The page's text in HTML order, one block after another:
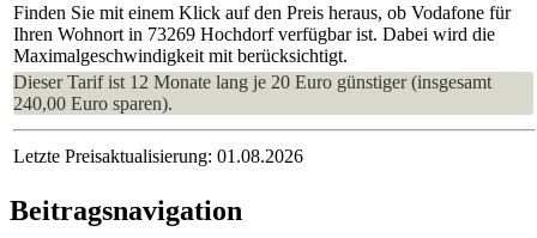
Finden Sie mit einem Klick auf den Preis heraus, ob Vodafone für
Ihren Wohnort in 73269 Hochdorf verfügbar ist. Dabei wird die
Maximalgeschwindigkeit mit berücksichtigt.
Dieser Tarif ist 12 Monate lang je 20 Euro günstiger (insgesamt
240,00 Euro sparen).
Letzte Preisaktualisierung: 01.08.2026
Beitragsnavigation